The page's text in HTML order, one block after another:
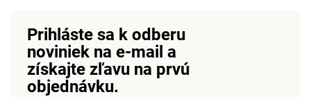
Prihláste sa k odberu
noviniek na e-mail a
získajte zľavu na prvú
objednávku.